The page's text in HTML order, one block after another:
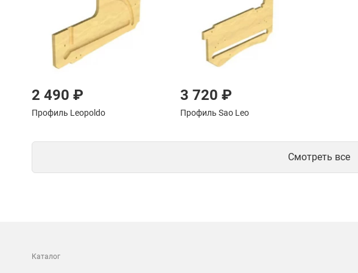
2 490 ₽
Профиль Leopoldo
3 720 ₽
Профиль Sao Leo
Смотреть все
Каталог